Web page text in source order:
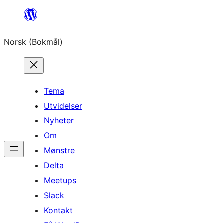
Hopp
innhold
Norsk (Bokmål)
Tema
Utvidelser
Nyheter
Om
Mønstre
Delta
Meetups
Slack
Kontakt